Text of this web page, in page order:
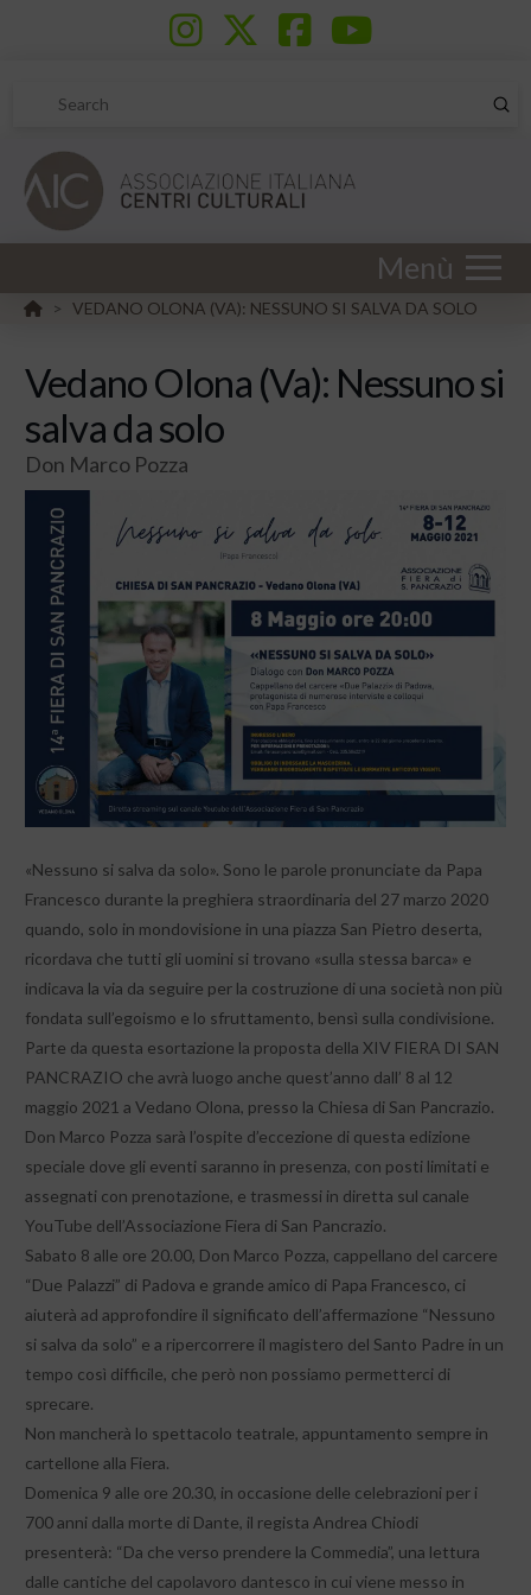
Search
Menù
HOME
> VEDANO OLONA (VA): NESSUNO SI SALVA DA SOLO
Vedano Olona (Va): Nessuno si
salva da solo
Don Marco Pozza
«Nessuno si salva da solo». Sono le parole pronunciate da Papa
Francesco durante la preghiera straordinaria del 27 marzo 2020
quando, solo in mondovisione in una piazza San Pietro deserta,
ricordava che tutti gli uomini si trovano «sulla stessa barca» e
indicava la via da seguire per la costruzione di una società non più
fondata sull’egoismo e lo sfruttamento, bensì sulla condivisione.
Parte da questa esortazione la proposta della XIV FIERA DI SAN
PANCRAZIO che avrà luogo anche quest’anno dall’ 8 al 12
maggio 2021 a Vedano Olona, presso la Chiesa di San Pancrazio.
Don Marco Pozza sarà l’ospite d’eccezione di questa edizione
speciale dove gli eventi saranno in presenza, con posti limitati e
assegnati con prenotazione, e trasmessi in diretta sul canale
YouTube dell’Associazione Fiera di San Pancrazio.
Sabato 8 alle ore 20.00, Don Marco Pozza, cappellano del carcere
“Due Palazzi” di Padova e grande amico di Papa Francesco, ci
aiuterà ad approfondire il significato dell’affermazione “Nessuno
si salva da solo” e a ripercorrere il magistero del Santo Padre in un
tempo così difficile, che però non possiamo permetterci di
sprecare.
Non mancherà lo spettacolo teatrale, appuntamento sempre in
cartellone alla Fiera.
Domenica 9 alle ore 20.30, in occasione delle celebrazioni per i
700 anni dalla morte di Dante, il regista Andrea Chiodi
presenterà: “Da che verso prendere la Commedia”, una lettura
dalle cantiche del capolavoro dantesco in cui viene messo in